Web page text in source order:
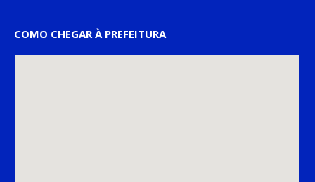
COMO CHEGAR À PREFEITURA